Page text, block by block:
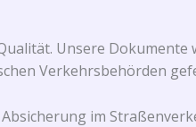
Unsere Dokumente
Verkehrsbehörden
im